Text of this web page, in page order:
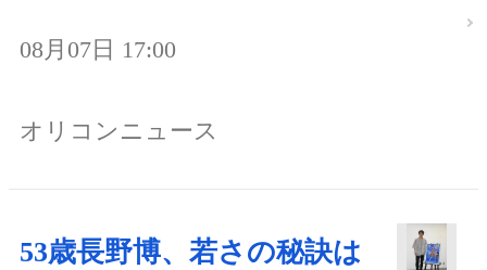
08月07日 17:00
オリコンニュース
53歳長野博、若さの秘訣は